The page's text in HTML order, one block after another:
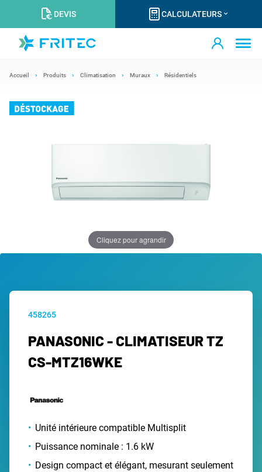
DEVIS CALCULATEURS
Accueil Produits Climatisation Muraux Résidentiels
Cliquez pour agrandir
458265
PANASONIC - CLIMATISEUR TZ
CS-MTZ16WKE
Unité intérieure compatible Multisplit
Puissance nominale : 1.6 kW
Design compact et élégant, mesurant seulement